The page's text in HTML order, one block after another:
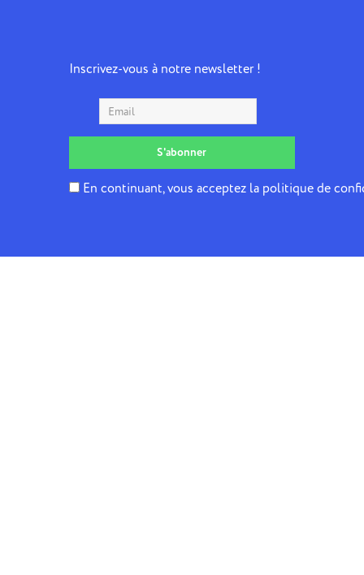
Inscrivez-vous à notre newsletter !
En continuant, vous acceptez la politique de